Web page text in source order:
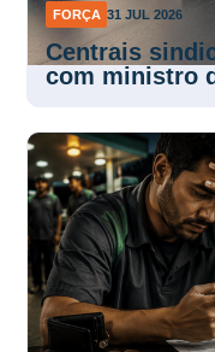
FORÇA 31 JUL 2026
Centrais
com ministro